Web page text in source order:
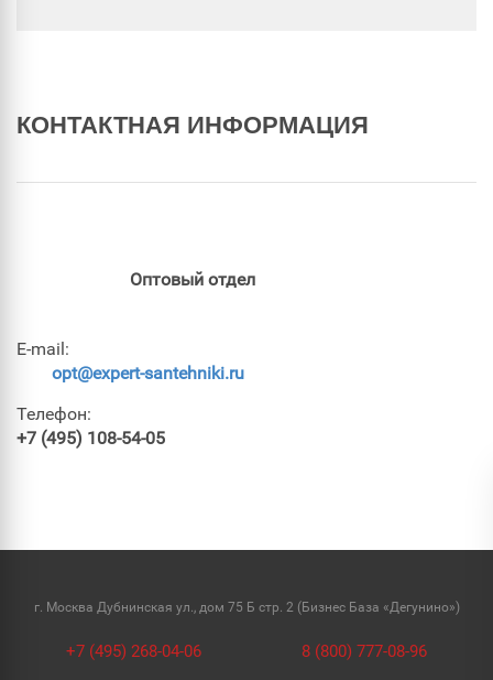
КОНТАКТНАЯ ИНФОРМАЦИЯ
Оптовый отдел
E-mail:
opt@expert-santehniki.ru
Телефон:
+7 (495) 108-54-05
г. Москва Дубнинская ул., дом 75 Б стр. 2 (Бизнес База «Дегунино»)
+7 (495) 268-04-06 8 (800) 777-08-96